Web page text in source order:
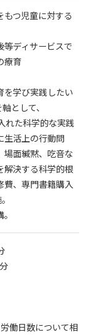
もつ児童に対する
等ディサービスで
療育
を学び実践したい
として、
れた科学的な実践
生活上の行動問
場面緘黙、吃音な
解決する科学的根
、専門書籍購入
働日数について相